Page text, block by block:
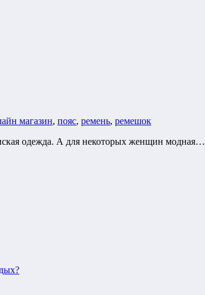
магазин, пояс, ремень, ремешок
одежда. А для некоторых женщин модная…